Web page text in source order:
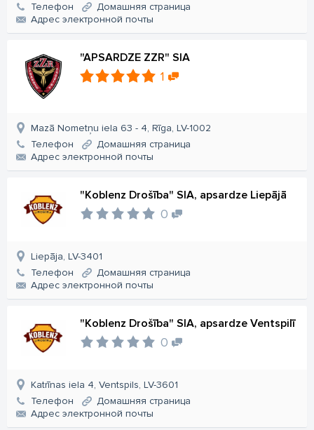
Телефон
Домашняя страница
Aдрес электронной почты
"APSARDZE ZZR" SIA
1
Mazā Nometņu iela 63 - 4, Rīga, LV-1002
Телефон
Домашняя страница
Aдрес электронной почты
"Koblenz Drošība" SIA, apsardze Liepājā
0
Liepāja, LV-3401
Телефон
Домашняя страница
Aдрес электронной почты
"Koblenz Drošība" SIA, apsardze Ventspilī
0
Katrīnas iela 4, Ventspils, LV-3601
Телефон
Домашняя страница
Aдрес электронной почты